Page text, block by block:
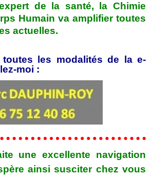
de la santé, la Chimie
Humain va amplifier toutes
actuelles.
toutes les modalités de la e-
moi :
une excellente navigation
ainsi susciter chez vous